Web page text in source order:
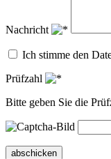
Nachricht
Ich stimme den
Prüfzahl
Bitte geben Sie die
abschicken